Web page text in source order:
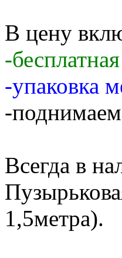
В цену
-
-упаковка
-
Всегда в
1,5метра).